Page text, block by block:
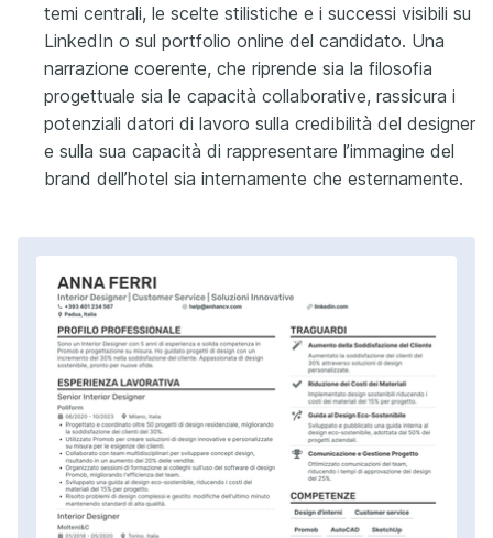
temi centrali, le scelte stilistiche e i successi visibili su
LinkedIn o sul portfolio online del candidato. Una
narrazione coerente, che riprende sia la filosofia
progettuale sia le capacità collaborative, rassicura i
potenziali datori di lavoro sulla credibilità del designer
e sulla sua capacità di rappresentare l’immagine del
brand dell’hotel sia internamente che esternamente.